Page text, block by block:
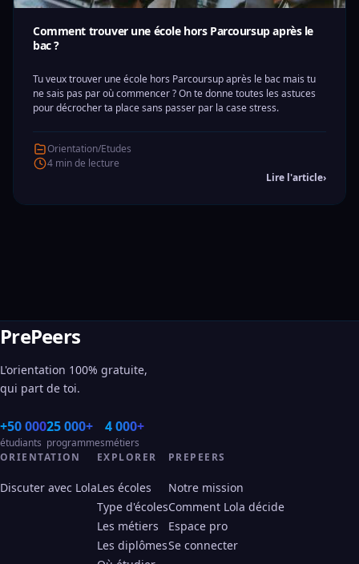
Comment trouver une école hors Parcoursup après le
bac ?
Tu veux trouver une école hors Parcoursup après le bac mais tu
ne sais pas par où commencer ? On te donne toutes les astuces
pour décrocher ta place sans passer par la case stress.
Orientation/Etudes
4 min de lecture
Lire l'article›
PrePeers
L'orientation 100% gratuite,
qui part de toi.
+50 000
étudiants
25 000+
programmes
4 000+
métiers
ORIENTATION
Discuter avec Lola
EXPLORER
Les écoles
Type d'écoles
Les métiers
Les diplômes
PREPEERS
Notre mission
Comment Lola décide
Espace pro
Se connecter